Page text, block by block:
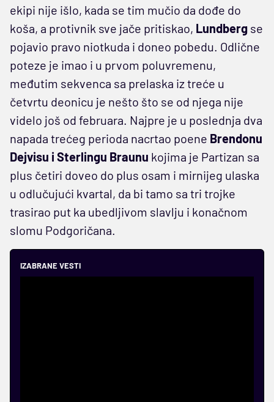
ekipi nije išlo, kada se tim mučio da dođe do
koša, a protivnik sve jače pritiskao, Lundberg se
pojavio pravo niotkuda i doneo pobedu. Odlične
poteze je imao i u prvom poluvremenu,
međutim sekvenca sa prelaska iz treće u
četvrtu deonicu je nešto što se od njega nije
videlo još od februara. Najpre je u poslednja dva
napada trećeg perioda nacrtao poene Brendonu
Dejvisu i Sterlingu Braunu kojima je Partizan sa
plus četiri doveo do plus osam i mirnijeg ulaska
u odlučujući kvartal, da bi tamo sa tri trojke
trasirao put ka ubedljivom slavlju i konačnom
slomu Podgoričana.
IZABRANE VESTI